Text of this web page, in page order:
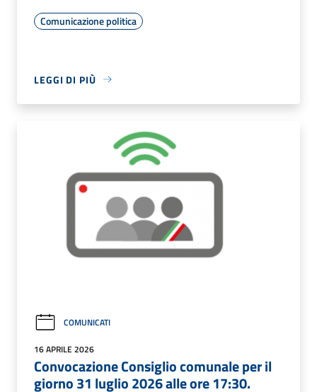
Comunicazione politica
LEGGI DI PIÙ
COMUNICATI
16 APRILE 2026
Convocazione Consiglio comunale per il
giorno 31 luglio 2026 alle ore 17:30.